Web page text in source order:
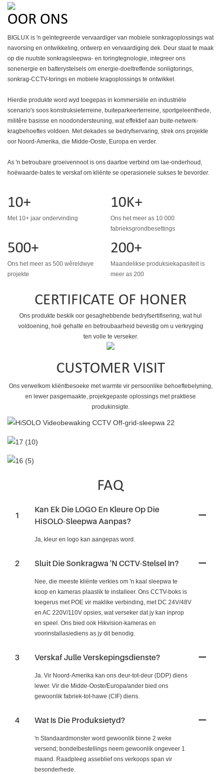
OOR ONS
BIGLUX is 'n geïntegreerde vervaardiger van mobiele sonkragoplossings wat
navorsing en ontwikkeling, ontwerp en vervaardiging dek. Deur staat te maak
op die nuutste sonkragsleepwa- en toringtegnologie, integreer ons
sonenergie en batterystelsels om energie-doeltreffende sonligtorings,
sonkrag-CCTV-torings en mobiele kragoplossings te ontwikkel.
Hierdie produkte word wyd toegepas in kommersiële en industriële
scenario's soos konstruksieterreine, buiteparkeerterreine, sportgeleenthede,
militêre basisse en noodondersteuning, wat effektief aan buite-netwerk-
kragbehoeftes voldoen. Met dekades se bedryfservaring, strek ons ​​projekte
oor Noord-Amerika, die Midde-Ooste, Europa en verder.
As 'n betroubare groeivennoot is ons daartoe verbind om lae-onderhoud,
hoëwaarde-bates te verskaf om kliënte se operasionele sukses te bevorder.
10+
Met 10+ jaar ondervinding
10K+
Ons het meer as 10 000
fabrieksgrondbesettings
500+
Ons het meer as 500 wêreldwye
projekte
200+
Maandelikse produksiekapasiteit is
meer as 200
CERTIFICATE OF HONER
Ons produkte beskik oor gesaghebbende bedryfsertifisering, wat hul
voldoening, hoë gehalte en betroubaarheid bevestig om u verkryging
ten volle te verseker.
CUSTOMER VISIT
Ons verwelkom kliëntbesoeke met warmte vir persoonlike behoeftebelyning,
en lewer pasgemaakte, projekgepaste oplossings met praktiese
produkinsigte.
FAQ
1
Kan Ek Die LOGO En Kleure Op Die
HiSOLO-Sleepwa Aanpas?
Ja, kleur en logo kan aangepas word.
2 Sluit Die Sonkragwa 'n CCTV-Stelsel In?
Nee, die meeste kliënte verkies om 'n kaal sleepwa te
koop en kameras plaaslik te installeer. Ons CCTV-boks is
toegerus met POE vir maklike verbinding, met DC 24V/48V
en AC 220V/110V opsies, wat verseker dat jy kan inprop
en speel. Ons bied ook Hikvision-kameras en
voorinstallasiediens as jy dit benodig.
3 Verskaf Julle Verskepingsdienste?
Ja. Vir Noord-Amerika kan ons deur-tot-deur (DDP) diens
lewer. Vir die Midde-Ooste/Europa/ander bied ons
gewoonlik fabriek-tot-hawe (CIF) diens.
4 Wat Is Die Produksietyd?
'n Standaardmonster word gewoonlik binne 2 weke
versend; bondelbestellings neem gewoonlik ongeveer 1
maand. Raadpleeg asseblief ons verkoops span vir
besonderhede.